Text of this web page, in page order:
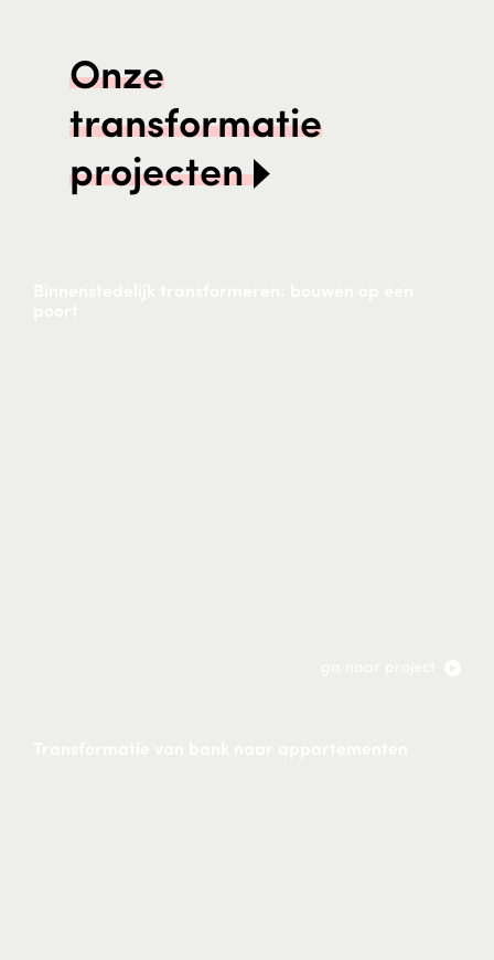
Onze
transformatie
projecten